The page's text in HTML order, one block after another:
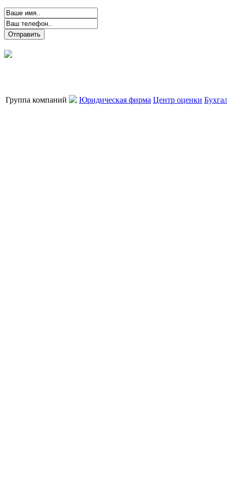
Группа компаний Юридическая фирма Центр оценки